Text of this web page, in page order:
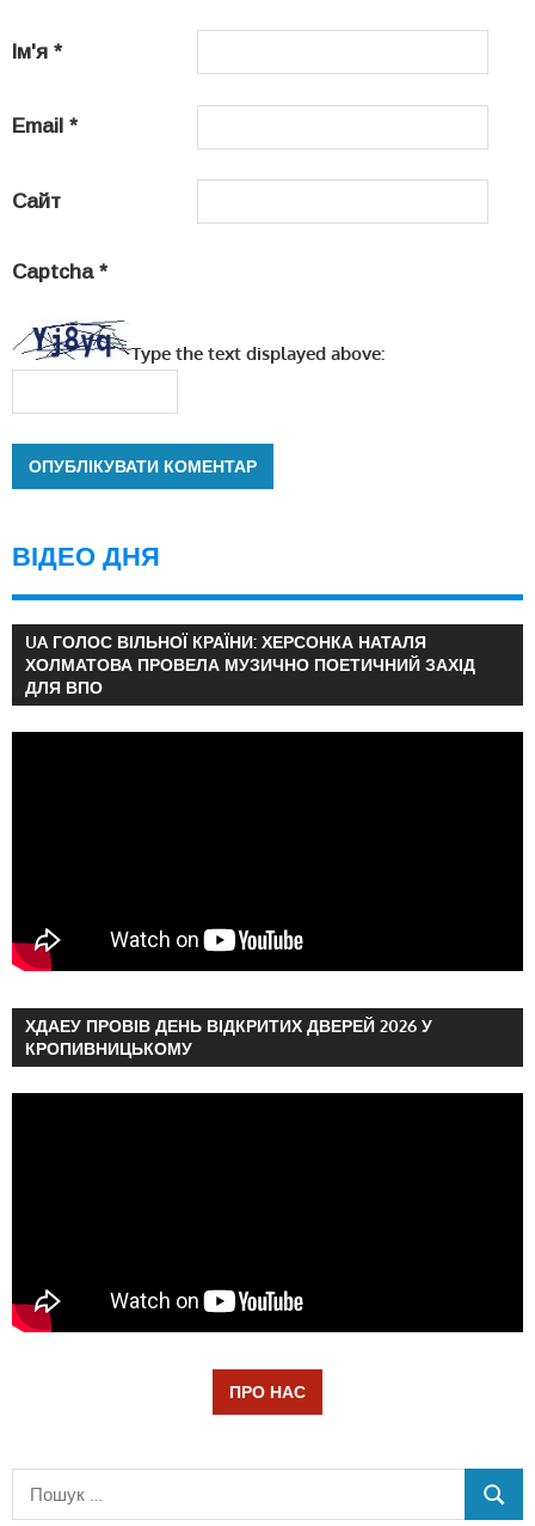
Ім'я *
Email *
Сайт
Captcha *
Type the text displayed above:
ВІДЕО ДНЯ
UA ГОЛОС ВІЛЬНОЇ КРАЇНИ: ХЕРСОНКА НАТАЛЯ
ХОЛМАТОВА ПРОВЕЛА МУЗИЧНО ПОЕТИЧНИЙ ЗАХІД
ДЛЯ ВПО
ХДАЕУ ПРОВІВ ДЕНЬ ВІДКРИТИХ ДВЕРЕЙ 2026 У
КРОПИВНИЦЬКОМУ
ПРО НАС